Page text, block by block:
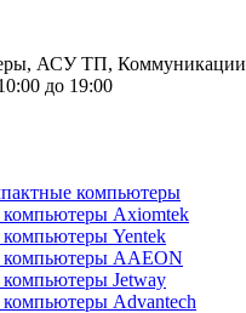
АСУ ТП, Коммуникации
до 19:00
компьютеры
Axiomtek
Yentek
AAEON
Jetway
Advantech